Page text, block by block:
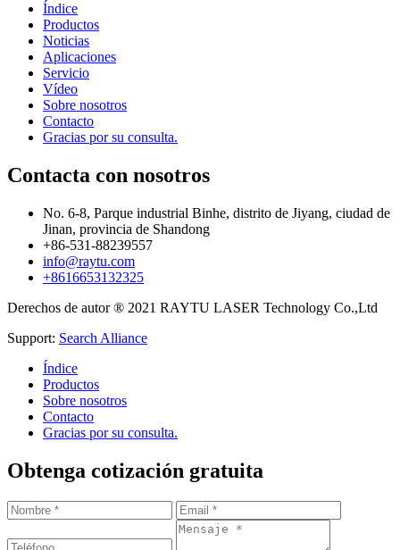
Índice
Productos
Noticias
Aplicaciones
Servicio
Vídeo
Sobre nosotros
Contacto
Gracias por su consulta.
Contacta con nosotros
No. 6-8, Parque industrial Binhe, distrito de Jiyang, ciudad de
Jinan, provincia de Shandong
+86-531-88239557
info@raytu.com
+8616653132325
Derechos de autor ® 2021 RAYTU LASER Technology Co.,Ltd
Support: Search Alliance
Índice
Productos
Sobre nosotros
Contacto
Gracias por su consulta.
Obtenga cotización gratuita